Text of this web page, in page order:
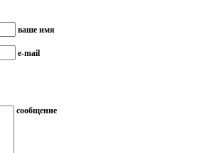
ваше имя
e-mail
сообщение